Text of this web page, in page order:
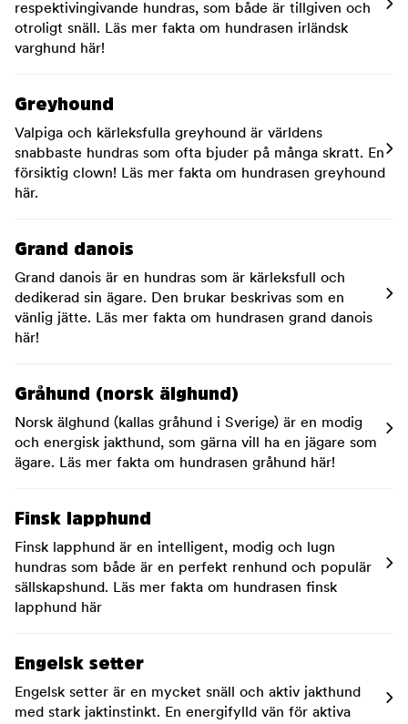
respektivingivande hundras, som både är tillgiven och
otroligt snäll. Läs mer fakta om hundrasen irländsk
varghund här!
Greyhound
Valpiga och kärleksfulla greyhound är världens
snabbaste hundras som ofta bjuder på många skratt. En
försiktig clown! Läs mer fakta om hundrasen greyhound
här.
Grand danois
Grand danois är en hundras som är kärleksfull och
dedikerad sin ägare. Den brukar beskrivas som en
vänlig jätte. Läs mer fakta om hundrasen grand danois
här!
Gråhund (norsk älghund)
Norsk älghund (kallas gråhund i Sverige) är en modig
och energisk jakthund, som gärna vill ha en jägare som
ägare. Läs mer fakta om hundrasen gråhund här!
Finsk lapphund
Finsk lapphund är en intelligent, modig och lugn
hundras som både är en perfekt renhund och populär
sällskapshund. Läs mer fakta om hundrasen finsk
lapphund här
Engelsk setter
Engelsk setter är en mycket snäll och aktiv jakthund
med stark jaktinstinkt. En energifylld vän för aktiva